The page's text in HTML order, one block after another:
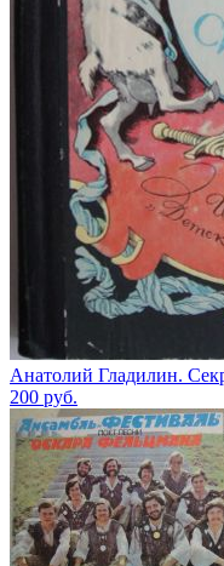
Анатолий Гладилин.
200 руб.